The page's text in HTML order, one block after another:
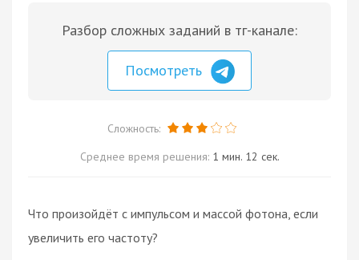
Разбор сложных заданий в тг-канале:
Посмотреть
Сложность:
Среднее время решения: 1 мин. 12 сек.
Что произойдёт с импульсом и массой фотона, если
увеличить его частоту?